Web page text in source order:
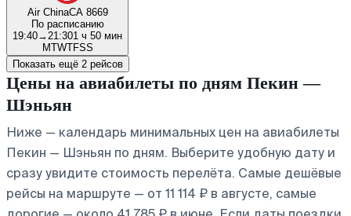
Air ChinaCA 8669
По расписанию
19:40→ 21:301 ч 50 мин
MTWTFSS
Показать ещё 2 рейсов
Цены на авиабилеты по дням Пекин —
Шэньян
Ниже — календарь минимальных цен на авиабилеты
Пекин — Шэньян по дням. Выберите удобную дату и
сразу увидите стоимость перелёта. Самые дешёвые
рейсы на маршруте — от 11 114 ₽ в августе, самые